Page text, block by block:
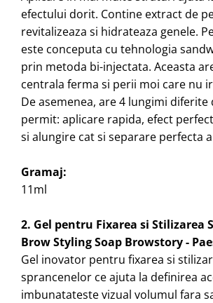
efectului dorit. Contine extract de
revitalizeaza si hidrateaza genele.
este conceputa cu tehnologia
prin metoda bi-injectata. Aceasta
centrala ferma si perii moi care nu
De asemenea, are 4 lungimi diferite
permit: aplicare rapida, efect
si alungire cat si separare perfecta
Gramaj:
11ml
2. Gel pentru Fixarea si Stilizarea
Brow Styling Soap Browstory -
Gel inovator pentru fixarea si
sprancenelor ce ajuta la definirea
imbunatateste vizual volumul fara